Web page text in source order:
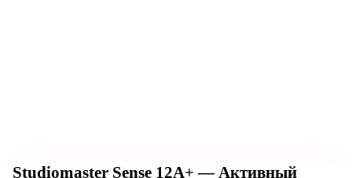
Studiomaster Sense 12A+ — Активный